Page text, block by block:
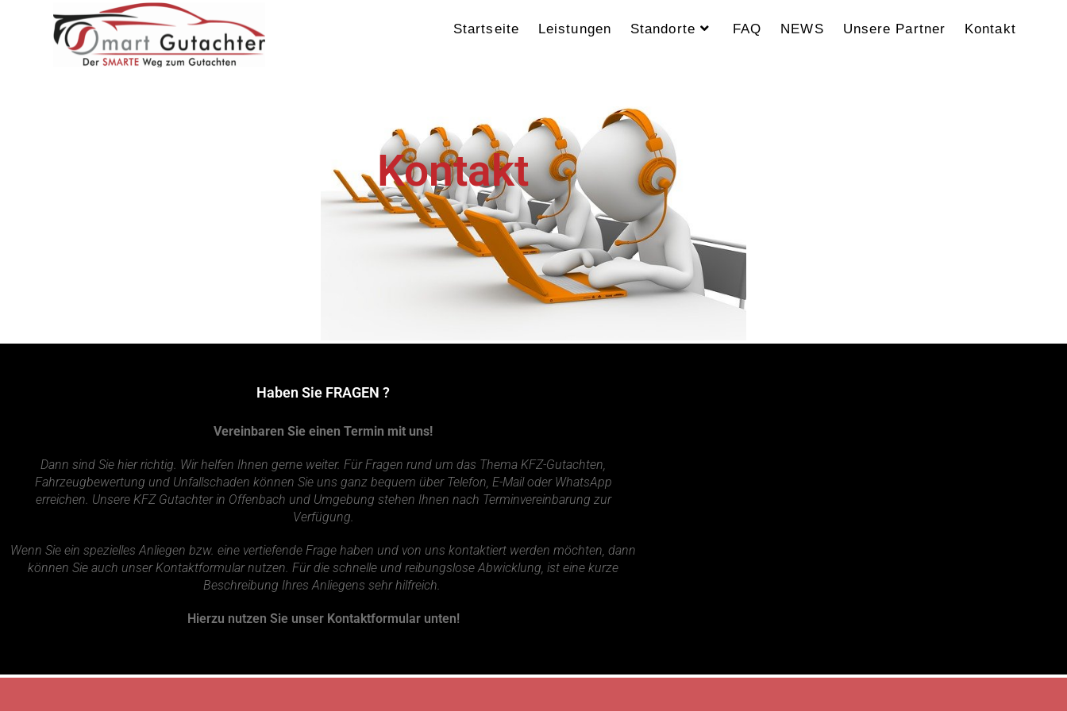
Startseite Leistungen Standorte FAQ NEWS Unsere Partner Kontakt
Kontakt
Haben Sie FRAGEN ?
Vereinbaren Sie einen Termin mit uns!
Dann sind Sie hier richtig. Wir helfen Ihnen gerne weiter. Für Fragen rund um das Thema KFZ-Gutachten,
Fahrzeugbewertung und Unfallschaden können Sie uns ganz bequem über Telefon, E-Mail oder WhatsApp
erreichen. Unsere KFZ Gutachter in Offenbach und Umgebung stehen Ihnen nach Terminvereinbarung zur
Verfügung.
Wenn Sie ein spezielles Anliegen bzw. eine vertiefende Frage haben und von uns kontaktiert werden möchten, dann
können Sie auch unser Kontaktformular nutzen. Für die schnelle und reibungslose Abwicklung, ist eine kurze
Beschreibung Ihres Anliegens sehr hilfreich.
Hierzu nutzen Sie unser Kontaktformular unten!